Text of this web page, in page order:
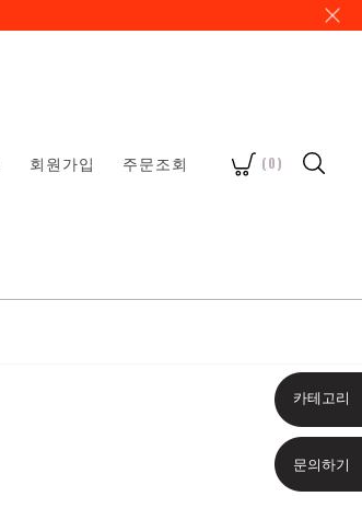
회원가입 주문조회 (0)
카테고리
문의하기